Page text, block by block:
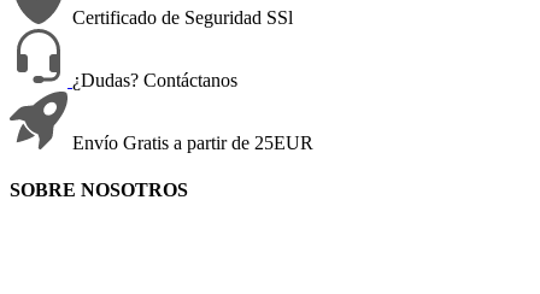
Certificado de Seguridad SSl
¿Dudas? Contáctanos
Envío Gratis a partir de 25EUR
SOBRE NOSOTROS